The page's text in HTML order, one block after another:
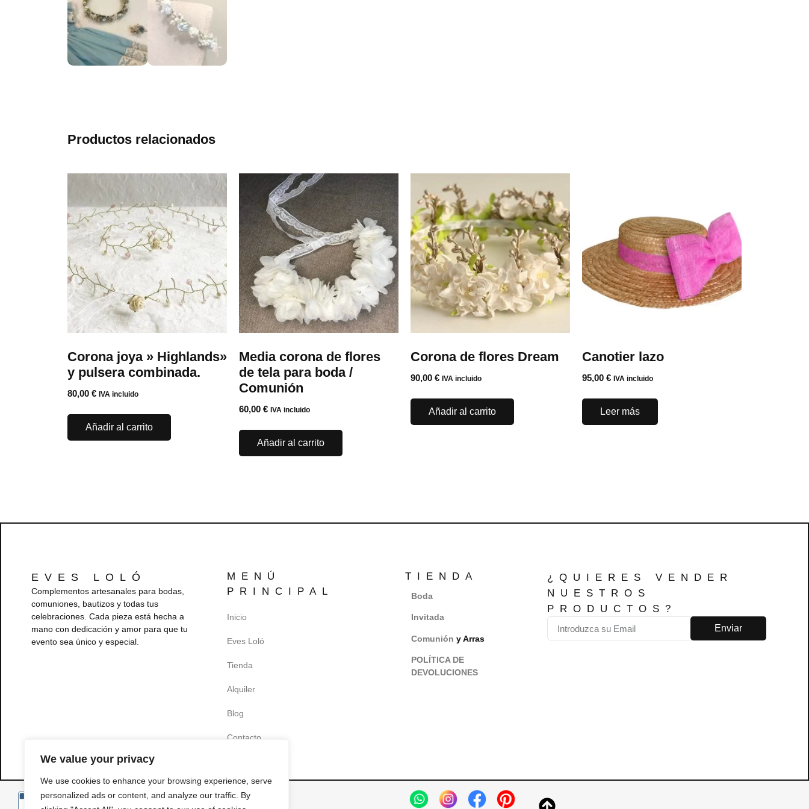
We value your privacy
We use cookies to enhance your browsing experience, serve
personalized ads or content, and analyze our traffic. By
Productos relacionados
Corona joya » Highlands»
y pulsera combinada.
80,00 € IVA incluido
Añadir al carrito
Media corona de flores
de tela para boda /
Comunión
60,00 € IVA incluido
Añadir al carrito
Corona de flores Dream
90,00 € IVA incluido
Añadir al carrito
Canotier lazo
95,00 € IVA incluido
Leer más
EVES LOLÓ
Complementos artesanales para bodas,
comuniones, bautizos y todas tus
celebraciones. Cada pieza está hecha a
mano con dedicación y amor para que tu
evento sea único y especial.
MENÚ
PRINCIPAL
Inicio
Eves Loló
Tienda
Alquiler
Blog
Contacto
TIENDA
Boda
Invitada
Comunión y Arras
POLÍTICA DE
DEVOLUCIONES
¿QUIERES VENDER
NUESTROS
PRODUCTOS?
Enviar